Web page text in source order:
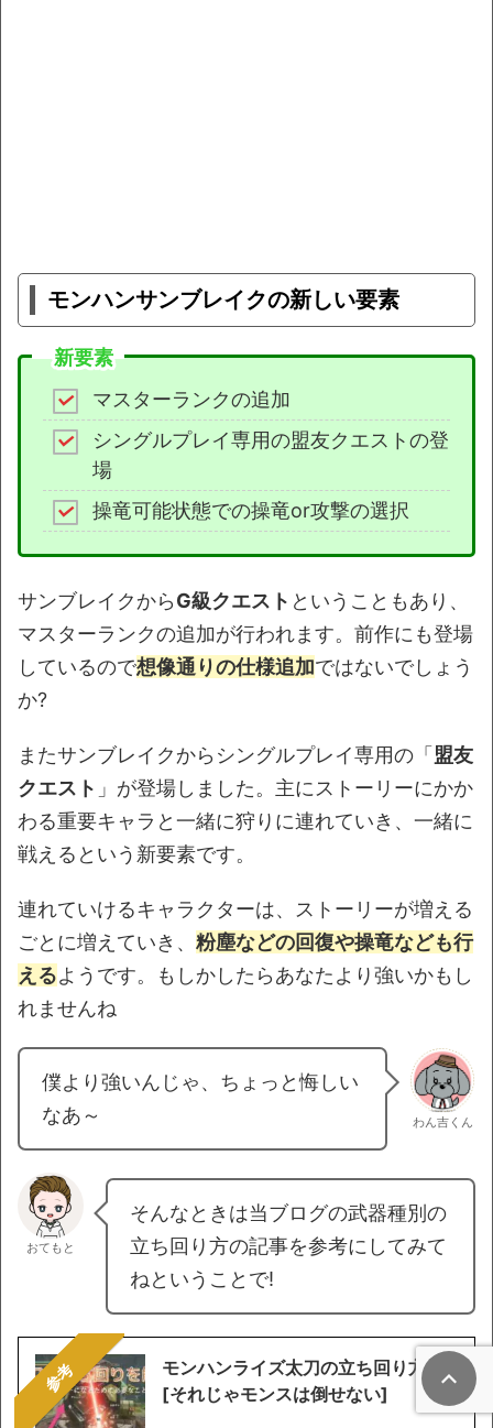
モンハンサンブレイクの新しい要素
新要素
マスターランクの追加
シングルプレイ専用の盟友クエストの登
場
操竜可能状態での操竜or攻撃の選択
サンブレイクからG級クエスト ということもあり、
マスターランクの追加が行われます。前作にも登場
しているので想像通りの仕様追加ではないでしょう
か?
またサンブレイクからシングルプレイ専用の「盟友
クエスト 」が登場しました。主にストーリーにかか
わる重要キャラと一緒に狩りに連れていき、一緒に
戦えるという新要素です。
連れていけるキャラクターは、ストーリーが増える
ごとに増えていき、 粉塵などの回復や操竜なども行
えるようです。もしかしたらあなたより強いかもし
れませんね
僕より強いんじゃ、ちょっと悔しい
なあ～
わん吉くん
おてもと
そんなときは当ブログの武器種別の
立ち回り方の記事を参考にしてみて
ねということで!
参考
モンハンライズ太刀の立ち回り方
[それじゃモンスは倒せない]